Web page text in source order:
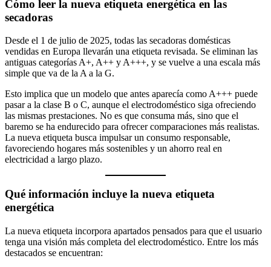
Cómo leer la nueva etiqueta energética en las
secadoras
Desde el 1 de julio de 2025, todas las secadoras domésticas
vendidas en Europa llevarán una etiqueta revisada. Se eliminan las
antiguas categorías A+, A++ y A+++, y se vuelve a una escala más
simple que va de la A a la G.
Esto implica que un modelo que antes aparecía como A+++ puede
pasar a la clase B o C, aunque el electrodoméstico siga ofreciendo
las mismas prestaciones. No es que consuma más, sino que el
baremo se ha endurecido para ofrecer comparaciones más realistas.
La nueva etiqueta busca impulsar un consumo responsable,
favoreciendo hogares más sostenibles y un ahorro real en
electricidad a largo plazo.
Qué información incluye la nueva etiqueta
energética
La nueva etiqueta incorpora apartados pensados para que el usuario
tenga una visión más completa del electrodoméstico. Entre los más
destacados se encuentran: